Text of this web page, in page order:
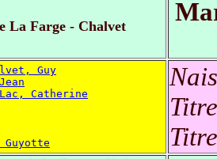
La Farge - Chalvet
Guy
Catherine